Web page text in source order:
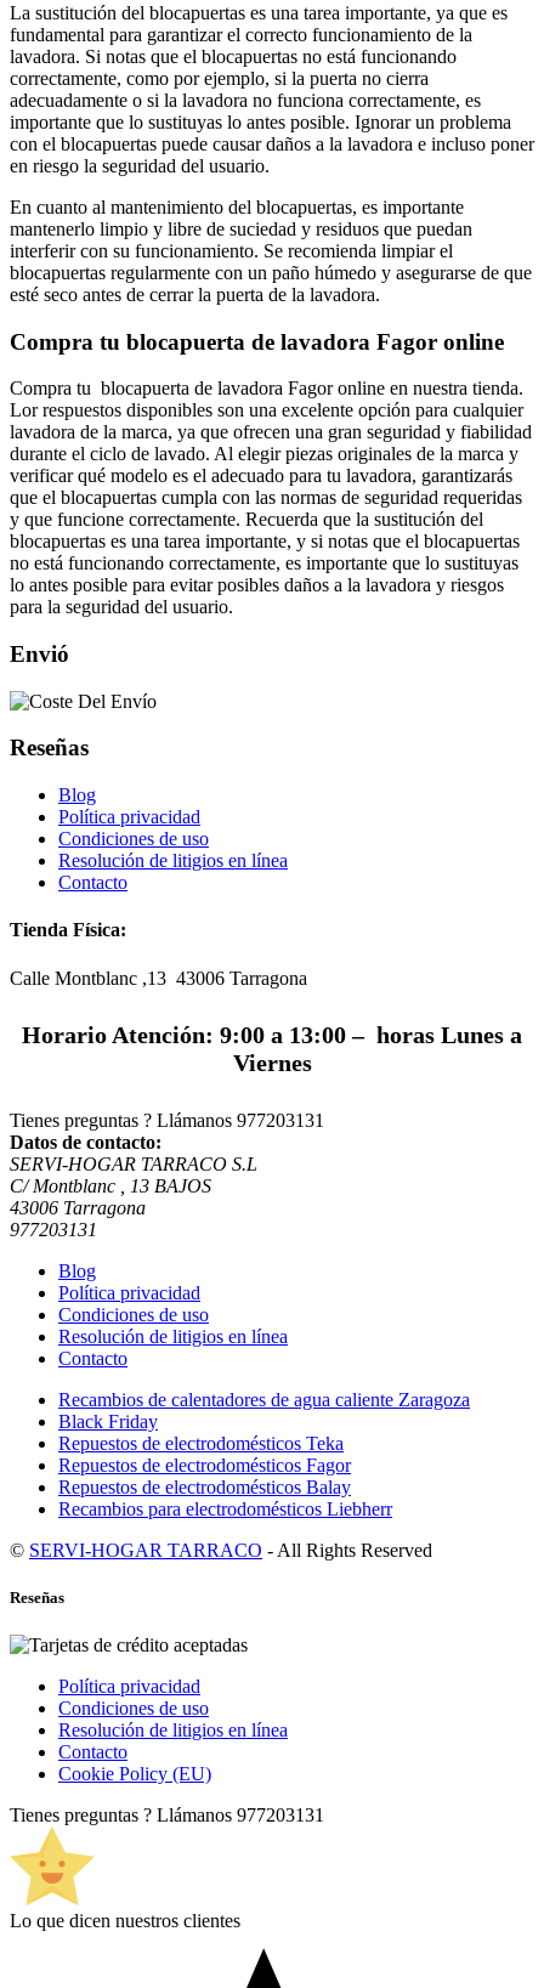
La sustitución del blocapuertas es una tarea importante, ya que es
fundamental para garantizar el correcto funcionamiento de la
lavadora. Si notas que el blocapuertas no está funcionando
correctamente, como por ejemplo, si la puerta no cierra
adecuadamente o si la lavadora no funciona correctamente, es
importante que lo sustituyas lo antes posible. Ignorar un problema
con el blocapuertas puede causar daños a la lavadora e incluso poner
en riesgo la seguridad del usuario.
En cuanto al mantenimiento del blocapuertas, es importante
mantenerlo limpio y libre de suciedad y residuos que puedan
interferir con su funcionamiento. Se recomienda limpiar el
blocapuertas regularmente con un paño húmedo y asegurarse de que
esté seco antes de cerrar la puerta de la lavadora.
Compra tu blocapuerta de lavadora Fagor online
Compra tu blocapuerta de lavadora Fagor online en nuestra tienda.
Lor respuestos disponibles son una excelente opción para cualquier
lavadora de la marca, ya que ofrecen una gran seguridad y fiabilidad
durante el ciclo de lavado. Al elegir piezas originales de la marca y
verificar qué modelo es el adecuado para tu lavadora, garantizarás
que el blocapuertas cumpla con las normas de seguridad requeridas
y que funcione correctamente. Recuerda que la sustitución del
blocapuertas es una tarea importante, y si notas que el blocapuertas
no está funcionando correctamente, es importante que lo sustituyas
lo antes posible para evitar posibles daños a la lavadora y riesgos
para la seguridad del usuario.
Envió
Reseñas
Blog
Política privacidad
Condiciones de uso
Resolución de litigios en línea
Contacto
Tienda Física:
Calle Montblanc ,13 43006 Tarragona
Horario Atención: 9:00 a 13:00 – horas Lunes a
Viernes
Tienes preguntas ? Llámanos 977203131
Datos de contacto:
SERVI-HOGAR TARRACO S.L
C/ Montblanc , 13 BAJOS
43006 Tarragona
977203131
Blog
Política privacidad
Condiciones de uso
Resolución de litigios en línea
Contacto
Recambios de calentadores de agua caliente Zaragoza
Black Friday
Repuestos de electrodomésticos Teka
Repuestos de electrodomésticos Fagor
Repuestos de electrodomésticos Balay
Recambios para electrodomésticos Liebherr
© SERVI-HOGAR TARRACO - All Rights Reserved
Reseñas
Política privacidad
Condiciones de uso
Resolución de litigios en línea
Contacto
Cookie Policy (EU)
Tienes preguntas ? Llámanos 977203131
Lo que dicen nuestros clientes